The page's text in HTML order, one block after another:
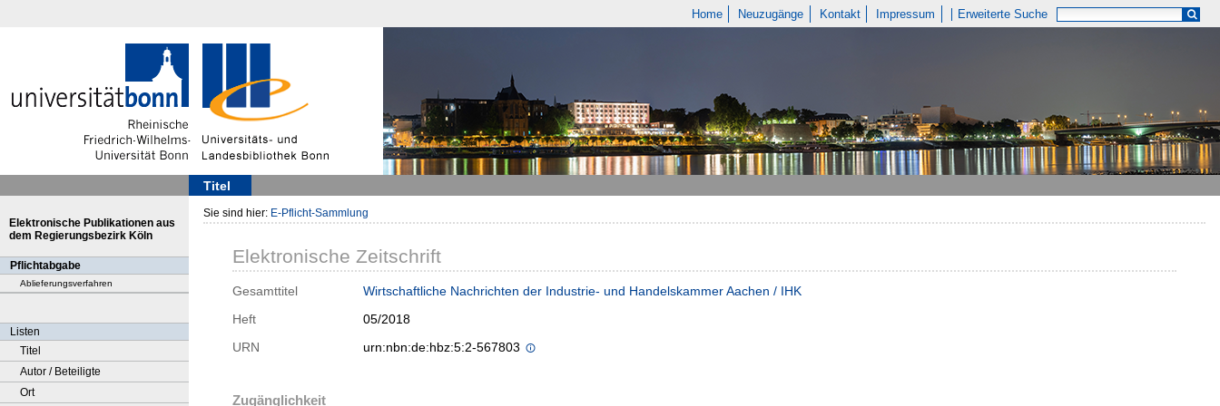
Home Neuzugänge Kontakt Impressum Erweiterte Suche
Titel
Elektronische Publikationen aus
dem Regierungsbezirk Köln
Pflichtabgabe
Ablieferungsverfahren
Listen
Titel
Autor / Beteiligte
Ort
Sie sind hier: E-Pflicht-Sammlung
Elektronische Zeitschrift
Gesamttitel
Wirtschaftliche Nachrichten der Industrie- und Handelskammer Aachen / IHK
Heft
05/2018
URN
urn:nbn:de:hbz:5:2-567803
Zugänglichkeit